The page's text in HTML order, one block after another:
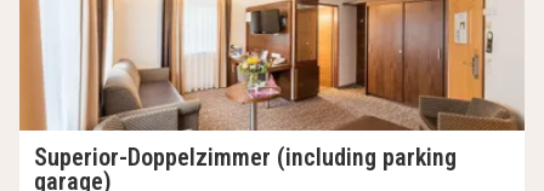
Superior-Doppelzimmer (including parking
garage)